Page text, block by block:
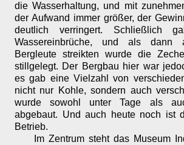
die Wasserhaltung, und mit
der Aufwand immer größer, der
deutlich verringert. Schließlich
Wassereinbrüche, und als
Bergleute streikten wurde die
stillgelegt. Der Bergbau hier war
es gab eine Vielzahl von
nicht nur Kohle, sondern auch
wurde sowohl unter Tage als
abgebaut. Und auch heute noch ist
Betrieb.
Im Zentrum steht das Museum